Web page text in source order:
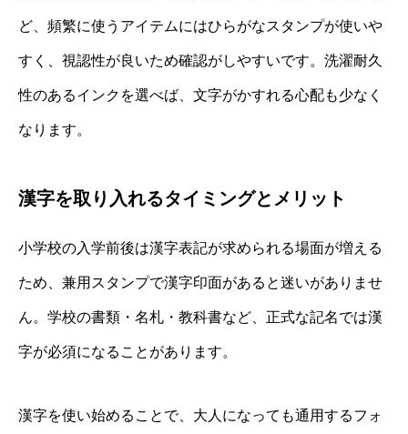
ど、頻繁に使うアイテムにはひらがなスタンプが使いや
すく、視認性が良いため確認がしやすいです。洗濯耐久
性のあるインクを選べば、文字がかすれる心配も少なく
なります。
漢字を取り入れるタイミングとメリット
小学校の入学前後は漢字表記が求められる場面が増える
ため、兼用スタンプで漢字印面があると迷いがありませ
ん。学校の書類・名札・教科書など、正式な記名では漢
字が必須になることがあります。
漢字を使い始めることで、大人になっても通用するフォ